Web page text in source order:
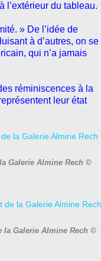
l’extérieur du tableau.
» De l’idée de
à d’autres, on se
qui n’a jamais
réminiscences à la
leur état
Galerie Almine Rech ©
la Galerie Almine Rech ©